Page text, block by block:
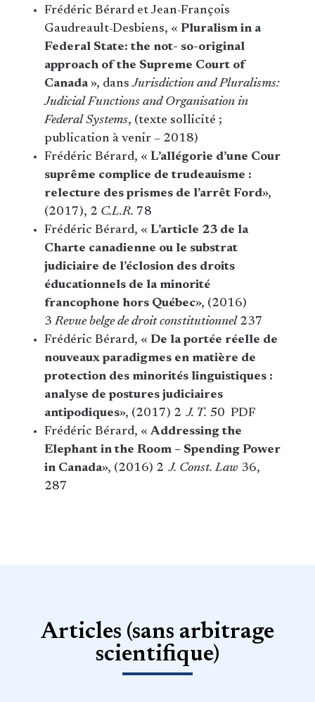
Frédéric Bérard et Jean-François
Gaudreault-Desbiens, « Pluralism in a
Federal State: the not- so-original
approach of the Supreme Court of
Canada», dansJurisdiction and Pluralisms:
Judicial Functions and Organisation in
Federal Systems, (texte sollicité ;
publication à venir – 2018)
Frédéric Bérard, « L’allégorie d’une Cour
suprême complice de trudeauisme :
relecture des prismes de l’arrêt Ford»,
(2017), 2 C.L.R. 78
Frédéric Bérard, « L’article 23 de la
Charte canadienne ou le substrat
judiciaire de l’éclosion des droits
éducationnels de la minorité
francophone hors Québec», (2016)
3Revue belge de droit constitutionnel237
Frédéric Bérard, « De la portée réelle de
nouveaux paradigmes en matière de
protection des minorités linguistiques :
analyse de postures judiciaires
antipodiques», (2017) 2 J. T. 50 PDF
Frédéric Bérard, «Addressing the
Elephant in the Room – Spending Power
in Canada», (2016) 2 J. Const. Law36,
287
Articles (sans arbitrage
scientifique)